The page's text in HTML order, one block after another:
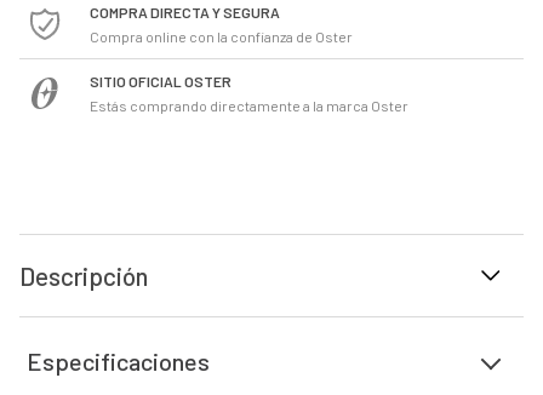
COMPRA DIRECTA Y SEGURA
Compra online con la confianza de Oster
SITIO OFICIAL OSTER
Estás comprando directamente a la marca Oster
Descripción
Especificaciones